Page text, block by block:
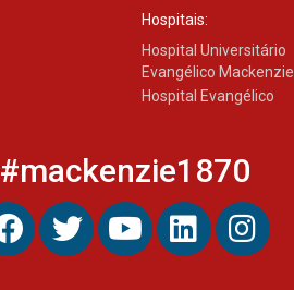
Hospitais:
Hospital Universitário
Evangélico Mackenzie
Hospital Evangélico
#mackenzie1870